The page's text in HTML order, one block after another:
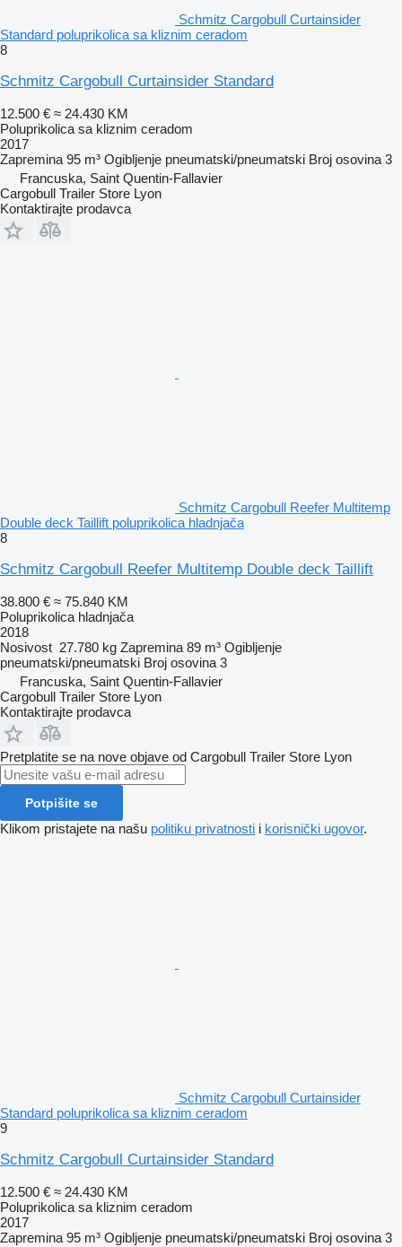
Schmitz Cargobull Curtainsider
Standard poluprikolica sa kliznim ceradom
8
Schmitz Cargobull Curtainsider Standard
12.500 € ≈ 24.430 KM
Poluprikolica sa kliznim ceradom
2017
Zapremina 95 m³ Ogibljenje pneumatski/pneumatski Broj osovina 3
Francuska, Saint Quentin-Fallavier
Cargobull Trailer Store Lyon
Kontaktirajte prodavca
Schmitz Cargobull Reefer Multitemp
Double deck Taillift poluprikolica hladnjača
8
Schmitz Cargobull Reefer Multitemp Double deck Taillift
38.800 € ≈ 75.840 KM
Poluprikolica hladnjača
2018
Nosivost 27.780 kg Zapremina 89 m³ Ogibljenje
pneumatski/pneumatski Broj osovina 3
Francuska, Saint Quentin-Fallavier
Cargobull Trailer Store Lyon
Kontaktirajte prodavca
Pretplatite se na nove objave od Cargobull Trailer Store Lyon
Potpišite se
Klikom pristajete na našu politiku privatnosti i korisnički ugovor.
Schmitz Cargobull Curtainsider
Standard poluprikolica sa kliznim ceradom
9
Schmitz Cargobull Curtainsider Standard
12.500 € ≈ 24.430 KM
Poluprikolica sa kliznim ceradom
2017
Zapremina 95 m³ Ogibljenje pneumatski/pneumatski Broj osovina 3